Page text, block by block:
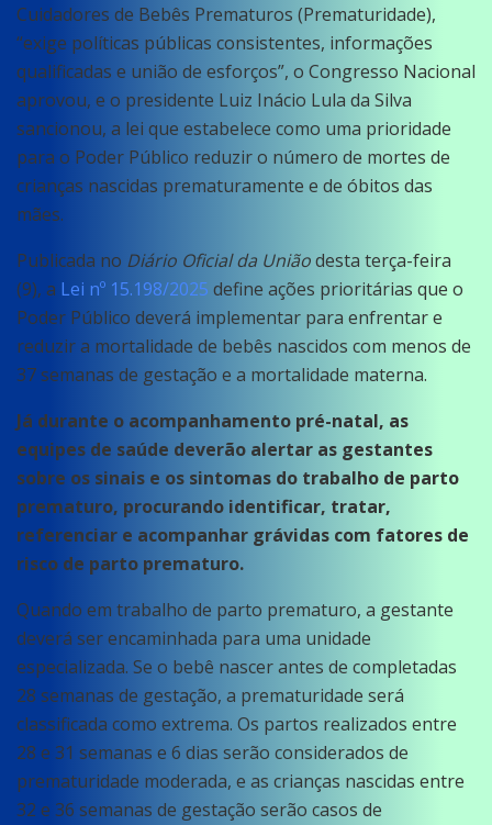
Cuidadores de Bebês Prematuros (Prematuridade),
“exige políticas públicas consistentes, informações
qualificadas e união de esforços”, o Congresso Nacional
aprovou, e o presidente Luiz Inácio Lula da Silva
sancionou, a lei que estabelece como uma prioridade
para o Poder Público reduzir o número de mortes de
crianças nascidas prematuramente e de óbitos das
mães.
Publicada no Diário Oficial da Uniãodesta terça-feira
(9), a Lei nº 15.198/2025 define ações prioritárias que o
Poder Público deverá implementar para enfrentar e
reduzir a mortalidade de bebês nascidos com menos de
37 semanas de gestação e a mortalidade materna.
Já durante o acompanhamento pré-natal, as
equipes de saúde deverão alertar as gestantes
sobre os sinais e os sintomas do trabalho de parto
prematuro, procurando identificar, tratar,
referenciar e acompanhar grávidas com fatores de
risco de parto prematuro.
Quando em trabalho de parto prematuro, a gestante
deverá ser encaminhada para uma unidade
especializada. Se o bebê nascer antes de completadas
28 semanas de gestação, a prematuridade será
classificada como extrema. Os partos realizados entre
28 e 31 semanas e 6 dias serão considerados de
prematuridade moderada, e as crianças nascidas entre
32 e 36 semanas de gestação serão casos de